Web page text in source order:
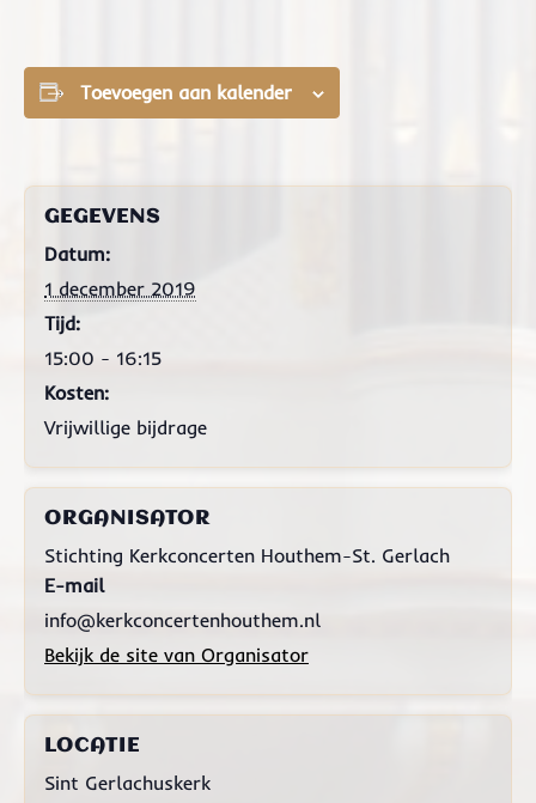
Toevoegen aan kalender
GEGEVENS
Datum:
1 december 2019
Tijd:
15:00 - 16:15
Kosten:
Vrijwillige bijdrage
LOCATIE
Sint Gerlachuskerk
ORGANISATOR
Stichting Kerkconcerten Houthem-St. Gerlach
E-mail
info@kerkconcertenhouthem.nl
Bekijk de site van Organisator